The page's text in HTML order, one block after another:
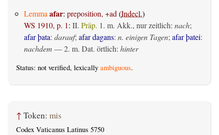
Lemmaafar: preposition, +ad(Indecl.)
WS 1910, p. 1: II. Präp. 1. m. Akk., nur zeitlich: nach;
afar þata: darauf;afar dagans: n. einigen Tagen;afar þatei:
nachdem — 2. m. Dat. örtlich: hinter
Status: not verified, lexically ambiguous.
↑ Token: mis
Codex Vaticanus Latinus 5750